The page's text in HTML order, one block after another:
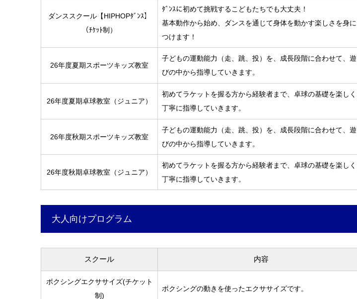
ダンススクール【HIPHOPﾀﾞﾝｽ】
（ﾁｹｯﾄ制）
ﾀﾞﾝｽに初めて挑戦するこどもたちでも大丈夫！
基本動作から始め、ダンスを通じて身体を動かす楽しさを身に
つけます！
26年度夏期スポーツキッズ教室
子どもの運動能力（走、跳、投）を、成長段階に合わせて、遊
びの中から指導していきます。
26年度夏期卓球教室（ジュニア）
初めてラケットを握る方から経験者まで、卓球の基礎を楽しく
丁寧に指導していきます。
26年度秋期スポーツキッズ教室
子どもの運動能力（走、跳、投）を、成長段階に合わせて、遊
びの中から指導していきます。
26年度秋期卓球教室（ジュニア）
初めてラケットを握る方から経験者まで、卓球の基礎を楽しく
丁寧に指導していきます。
大人向けプログラム
スクール 内容
ボクシングエクササイズ(チケット
制)
ボクシングの動きを使ったエクササイズです。